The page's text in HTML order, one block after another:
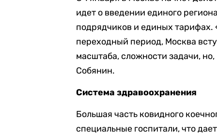
идет о введении единого
подрядчиков и единых
переходный период, Москва
масштаба, сложности задачи,
Собянин.
Система здравоохранения
Большая часть ковидного
специальные госпитали, что